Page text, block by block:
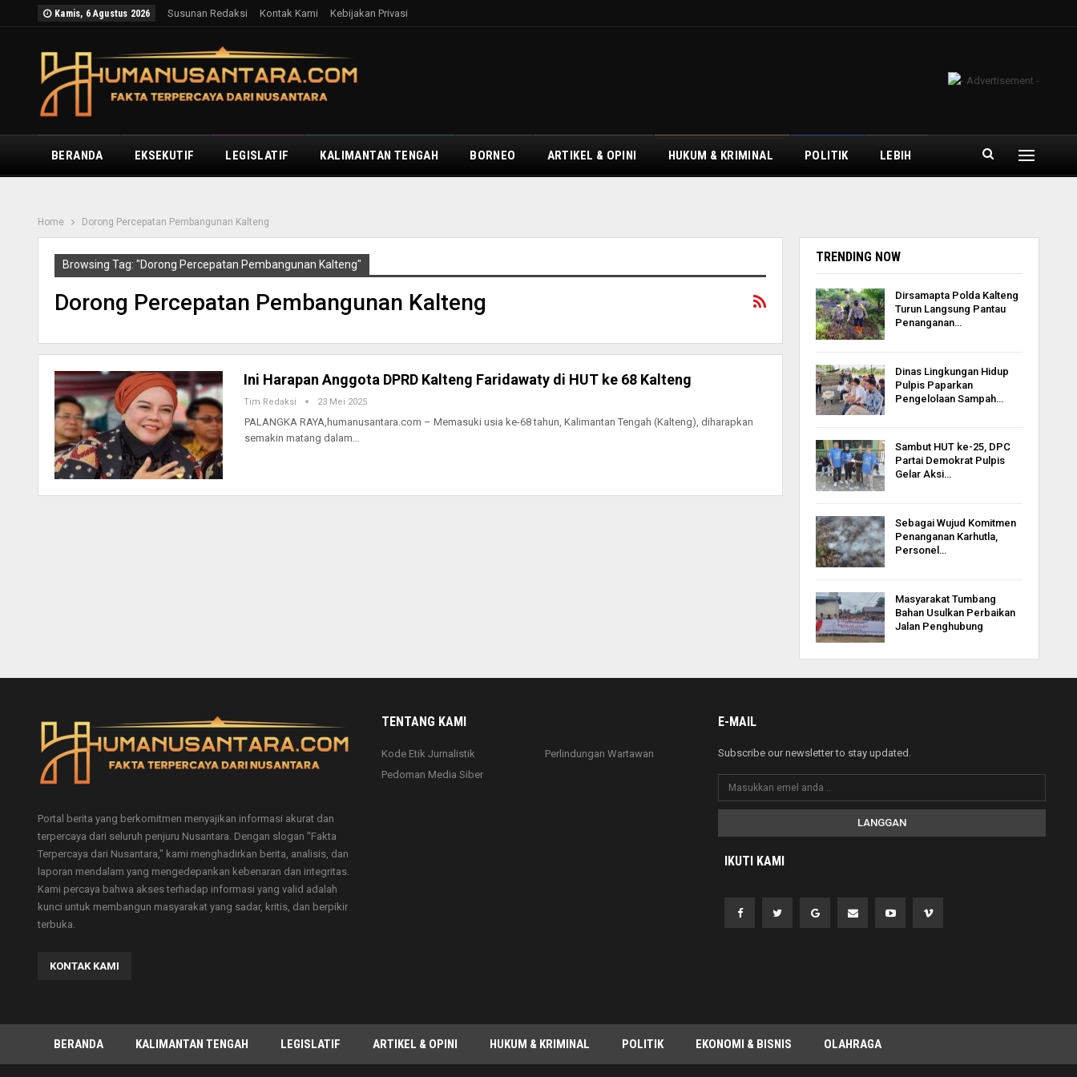
Kamis, 6 Agustus 2026 Susunan Redaksi Kontak Kami Kebijakan Privasi
BERANDA EKSEKUTIF LEGISLATIF KALIMANTAN TENGAH BORNEO ARTIKEL & OPINI HUKUM & KRIMINAL POLITIK LEBIH
Home Dorong Percepatan Pembangunan Kalteng
Browsing Tag: "Dorong Percepatan Pembangunan Kalteng"
Dorong Percepatan Pembangunan Kalteng
Ini Harapan Anggota DPRD Kalteng Faridawaty di HUT ke 68 Kalteng
Tim Redaksi 23 Mei 2025
PALANGKA RAYA,humanusantara.com – Memasuki usia ke-68 tahun, Kalimantan Tengah (Kalteng), diharapkan
semakin matang dalam…
TRENDING NOW
Dirsamapta Polda Kalteng
Turun Langsung Pantau
Penanganan…
Dinas Lingkungan Hidup
Pulpis Paparkan
Pengelolaan Sampah…
Sambut HUT ke-25, DPC
Partai Demokrat Pulpis
Gelar Aksi…
Sebagai Wujud Komitmen
Penanganan Karhutla,
Personel…
Masyarakat Tumbang
Bahan Usulkan Perbaikan
Jalan Penghubung
Portal berita yang berkomitmen menyajikan informasi akurat dan
terpercaya dari seluruh penjuru Nusantara. Dengan slogan "Fakta
Terpercaya dari Nusantara," kami menghadirkan berita, analisis, dan
laporan mendalam yang mengedepankan kebenaran dan integritas.
Kami percaya bahwa akses terhadap informasi yang valid adalah
kunci untuk membangun masyarakat yang sadar, kritis, dan berpikir
terbuka.
KONTAK KAMI
TENTANG KAMI
Kode Etik Jurnalistik
Pedoman Media Siber
Perlindungan Wartawan
E-MAIL
Subscribe our newsletter to stay updated.
LANGGAN
IKUTI KAMI
BERANDA KALIMANTAN TENGAH LEGISLATIF ARTIKEL & OPINI HUKUM & KRIMINAL POLITIK EKONOMI & BISNIS OLAHRAGA